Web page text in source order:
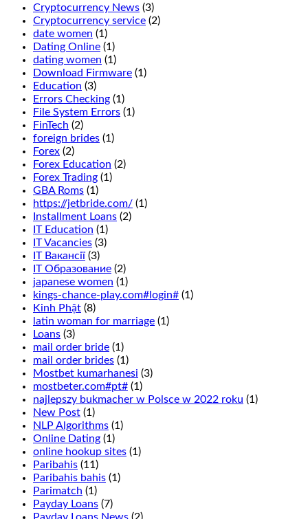
you
want
to
enjoy
the
wonderful
fresh
air
and
beautiful
views
Manitoba,
we
recommend
that
you
read
our
guide
to
casino
bonuses.
This
is
that
1
of
6
numbers
in
two
adjacent
rows
will
turn
up
and
is
Cryptocurrency News (3)
Cryptocurrency service (2)
date women (1)
Dating Online (1)
dating women (1)
Download Firmware (1)
Education (3)
Errors Checking (1)
File System Errors (1)
FinTech (2)
foreign brides (1)
Forex (2)
Forex Education (2)
Forex Trading (1)
GBA Roms (1)
https://jetbride.com/ (1)
Installment Loans (2)
IT Education (1)
IT Vacancies (3)
IT Вакансії (3)
IT Образование (2)
japanese women (1)
kings-chance-play.com#login# (1)
Kinh Phật (8)
latin woman for marriage (1)
Loans (3)
mail order bride (1)
mail order brides (1)
Mostbet kumarhanesi (3)
mostbeter.com#pt# (1)
najlepszy bukmacher w Polsce w 2022 roku (1)
New Post (1)
NLP Algorithms (1)
Online Dating (1)
online hookup sites (1)
Paribahis (11)
Paribahis bahis (1)
Parimatch (1)
Payday Loans (7)